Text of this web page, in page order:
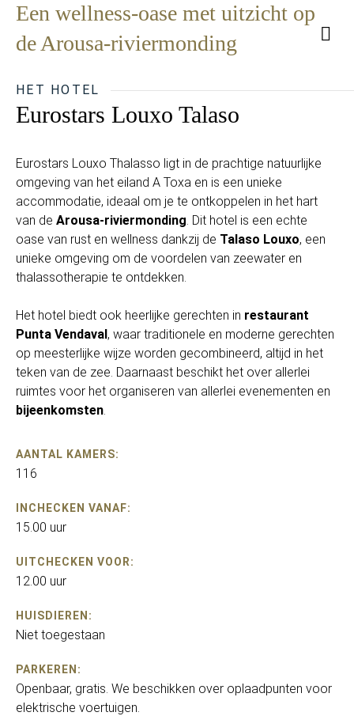
Een wellness-oase met uitzicht op
de Arousa-riviermonding
HET HOTEL
Eurostars Louxo Talaso
Eurostars Louxo Thalasso ligt in de prachtige natuurlijke
omgeving van het eiland A Toxa en is een unieke
accommodatie, ideaal om je te ontkoppelen in het hart
van de Arousa-riviermonding. Dit hotel is een echte
oase van rust en wellness dankzij de Talaso Louxo, een
unieke omgeving om de voordelen van zeewater en
thalassotherapie te ontdekken.
Het hotel biedt ook heerlijke gerechten in restaurant
Punta Vendaval, waar traditionele en moderne gerechten
op meesterlijke wijze worden gecombineerd, altijd in het
teken van de zee. Daarnaast beschikt het over allerlei
ruimtes voor het organiseren van allerlei evenementen en
bijeenkomsten.
AANTAL KAMERS:
116
INCHECKEN VANAF:
15.00 uur
UITCHECKEN VOOR:
12.00 uur
HUISDIEREN:
Niet toegestaan
PARKEREN:
Openbaar, gratis. We beschikken over oplaadpunten voor
elektrische voertuigen.